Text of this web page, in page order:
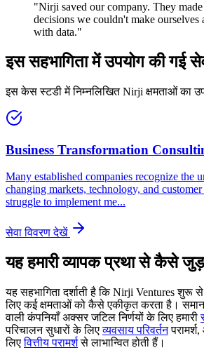
"Nirji saved our company. They made
decisions we couldn't make ourselves
with data."
इस सहभागिता में उपयोग की गई
इस केस स्टडी में निम्नलिखित Nirji क्षमताओं का
Business Transformation
Many established companies recognize the
changing markets, technology, and
struggle to implement me...
सेवा विवरण देखें
यह हमारी व्यापक प्रथा से कैसे
यह सहभागिता दर्शाती है कि Nirji Ventures
लिए कई क्षमताओं को कैसे एकीकृत करता है। समान
वाली कंपनियाँ अक्सर जटिल निर्णयों के लिए हमारी
परिचालन सुधारों के लिएव्यवसाय परिवर्तन
लिएवित्तीय परामर्शसे लाभान्वित होती हैं।